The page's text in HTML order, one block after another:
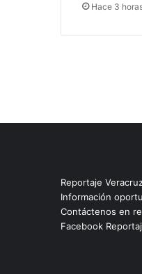
Hace 3
Reportaje
Información
Contáctenos en
Facebook